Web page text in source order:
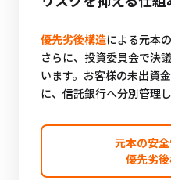
優先劣後構造による元本
さらに、投資委員会で決
います。お客様の未出資
に、信託銀行へ分別管理し
元本の安全
優先劣